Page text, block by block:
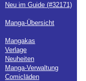
Neu im Guide (#32171)
Manga-Übersicht
Mangakas
Verlage
Neuheiten
Manga-Verwaltung
Comicläden